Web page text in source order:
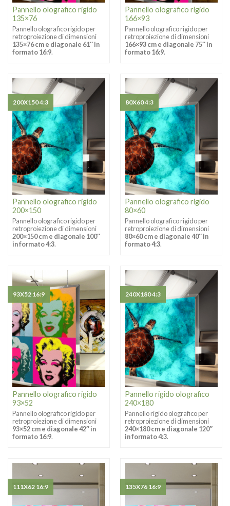
Pannello olografico rigido
135×76
Pannello olografico rigido per
retroproiezione di dimensioni
135×76 cm e diagonale 61″ in
formato 16:9.
Pannello olografico rigido
166×93
Pannello olografico rigido per
retroproiezione di dimensioni
166×93 cm e diagonale 75″ in
formato 16:9.
Pannello olografico rigido
200×150
Pannello olografico rigido per
retroproiezione di dimensioni
200×150 cm e diagonale 100″
in formato 4:3.
200X150 4:3
Pannello olografico rigido
80×60
Pannello olografico rigido per
retroproiezione di dimensioni
80×60 cm e diagonale 40″ in
formato 4:3.
80X60 4:3
Pannello olografico rigido
93×52
Pannello olografico rigido per
retroproiezione di dimensioni
93×52 cm e diagonale 42″ in
formato 16:9.
93X52 16:9
Pannello rigido olografico
240×180
Pannello rigido olografico per
retroproiezione di dimensioni
240×180 cm e diagonale 120″
in formato 4:3.
240X180 4:3
111X62 16:9 135X76 16:9